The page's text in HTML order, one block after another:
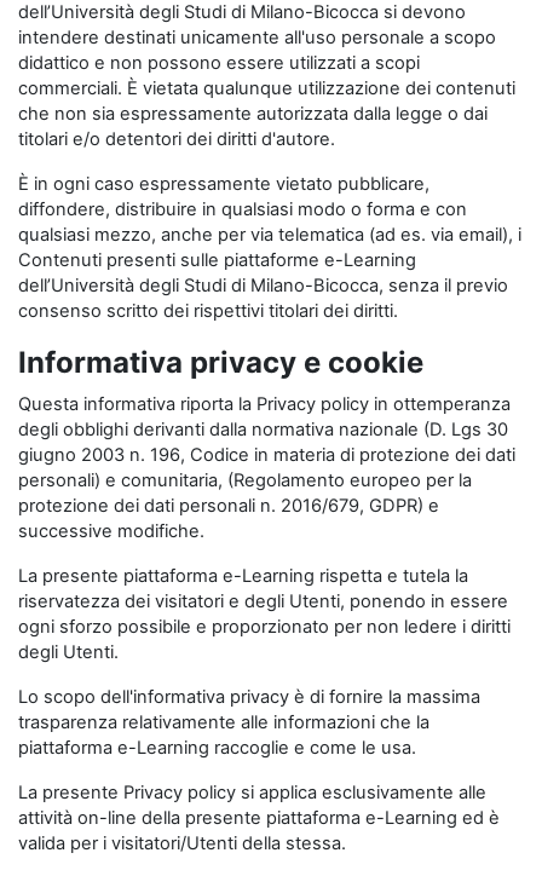
dell’Università degli Studi di Milano-Bicocca si devono
intendere destinati unicamente all'uso personale a scopo
didattico e non possono essere utilizzati a scopi
commerciali. È vietata qualunque utilizzazione dei contenuti
che non sia espressamente autorizzata dalla legge o dai
titolari e/o detentori dei diritti d'autore.
È in ogni caso espressamente vietato pubblicare,
diffondere, distribuire in qualsiasi modo o forma e con
qualsiasi mezzo, anche per via telematica (ad es. via email), i
Contenuti presenti sulle piattaforme e-Learning
dell’Università degli Studi di Milano-Bicocca, senza il previo
consenso scritto dei rispettivi titolari dei diritti.
Informativa privacy e cookie
Questa informativa riporta la Privacy policy in ottemperanza
degli obblighi derivanti dalla normativa nazionale (D. Lgs 30
giugno 2003 n. 196, Codice in materia di protezione dei dati
personali) e comunitaria, (Regolamento europeo per la
protezione dei dati personali n. 2016/679, GDPR) e
successive modifiche.
La presente piattaforma e-Learning rispetta e tutela la
riservatezza dei visitatori e degli Utenti, ponendo in essere
ogni sforzo possibile e proporzionato per non ledere i diritti
degli Utenti.
Lo scopo dell'informativa privacy è di fornire la massima
trasparenza relativamente alle informazioni che la
piattaforma e-Learning raccoglie e come le usa.
La presente Privacy policy si applica esclusivamente alle
attività on-line della presente piattaforma e-Learning ed è
valida per i visitatori/Utenti della stessa.